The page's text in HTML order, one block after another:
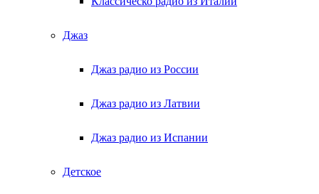
Джаз
Джаз радио из России
Джаз радио из Латвии
Джаз радио из Испании
Детское